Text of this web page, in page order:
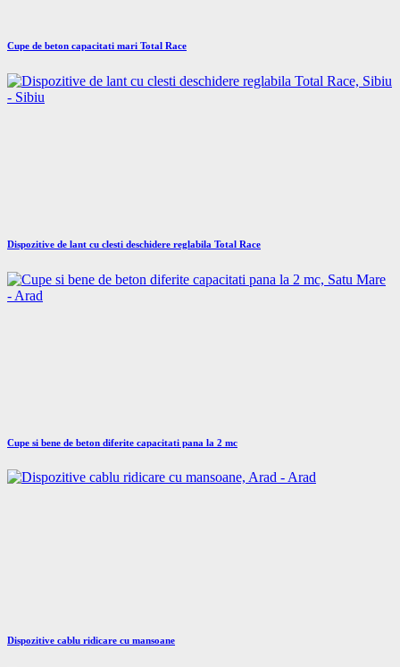
Cupe de beton capacitati mari Total Race
Dispozitive de lant cu clesti deschidere reglabila Total Race
Cupe si bene de beton diferite capacitati pana la 2 mc
Dispozitive cablu ridicare cu mansoane